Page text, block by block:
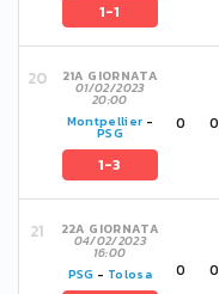
1-1
21A GIORNATA
01/02/2023
20:00
Montpellier -
PSG
1-3
0 0
22A GIORNATA
04/02/2023
16:00
PSG - Tolosa 0 0